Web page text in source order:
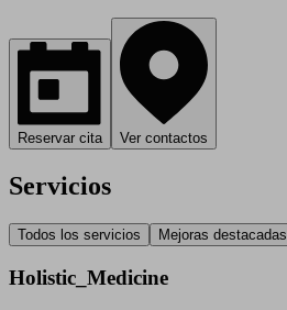
Reservar cita Ver contactos
Servicios
Todos los servicios Mejoras destacadas
Holistic_Medicine